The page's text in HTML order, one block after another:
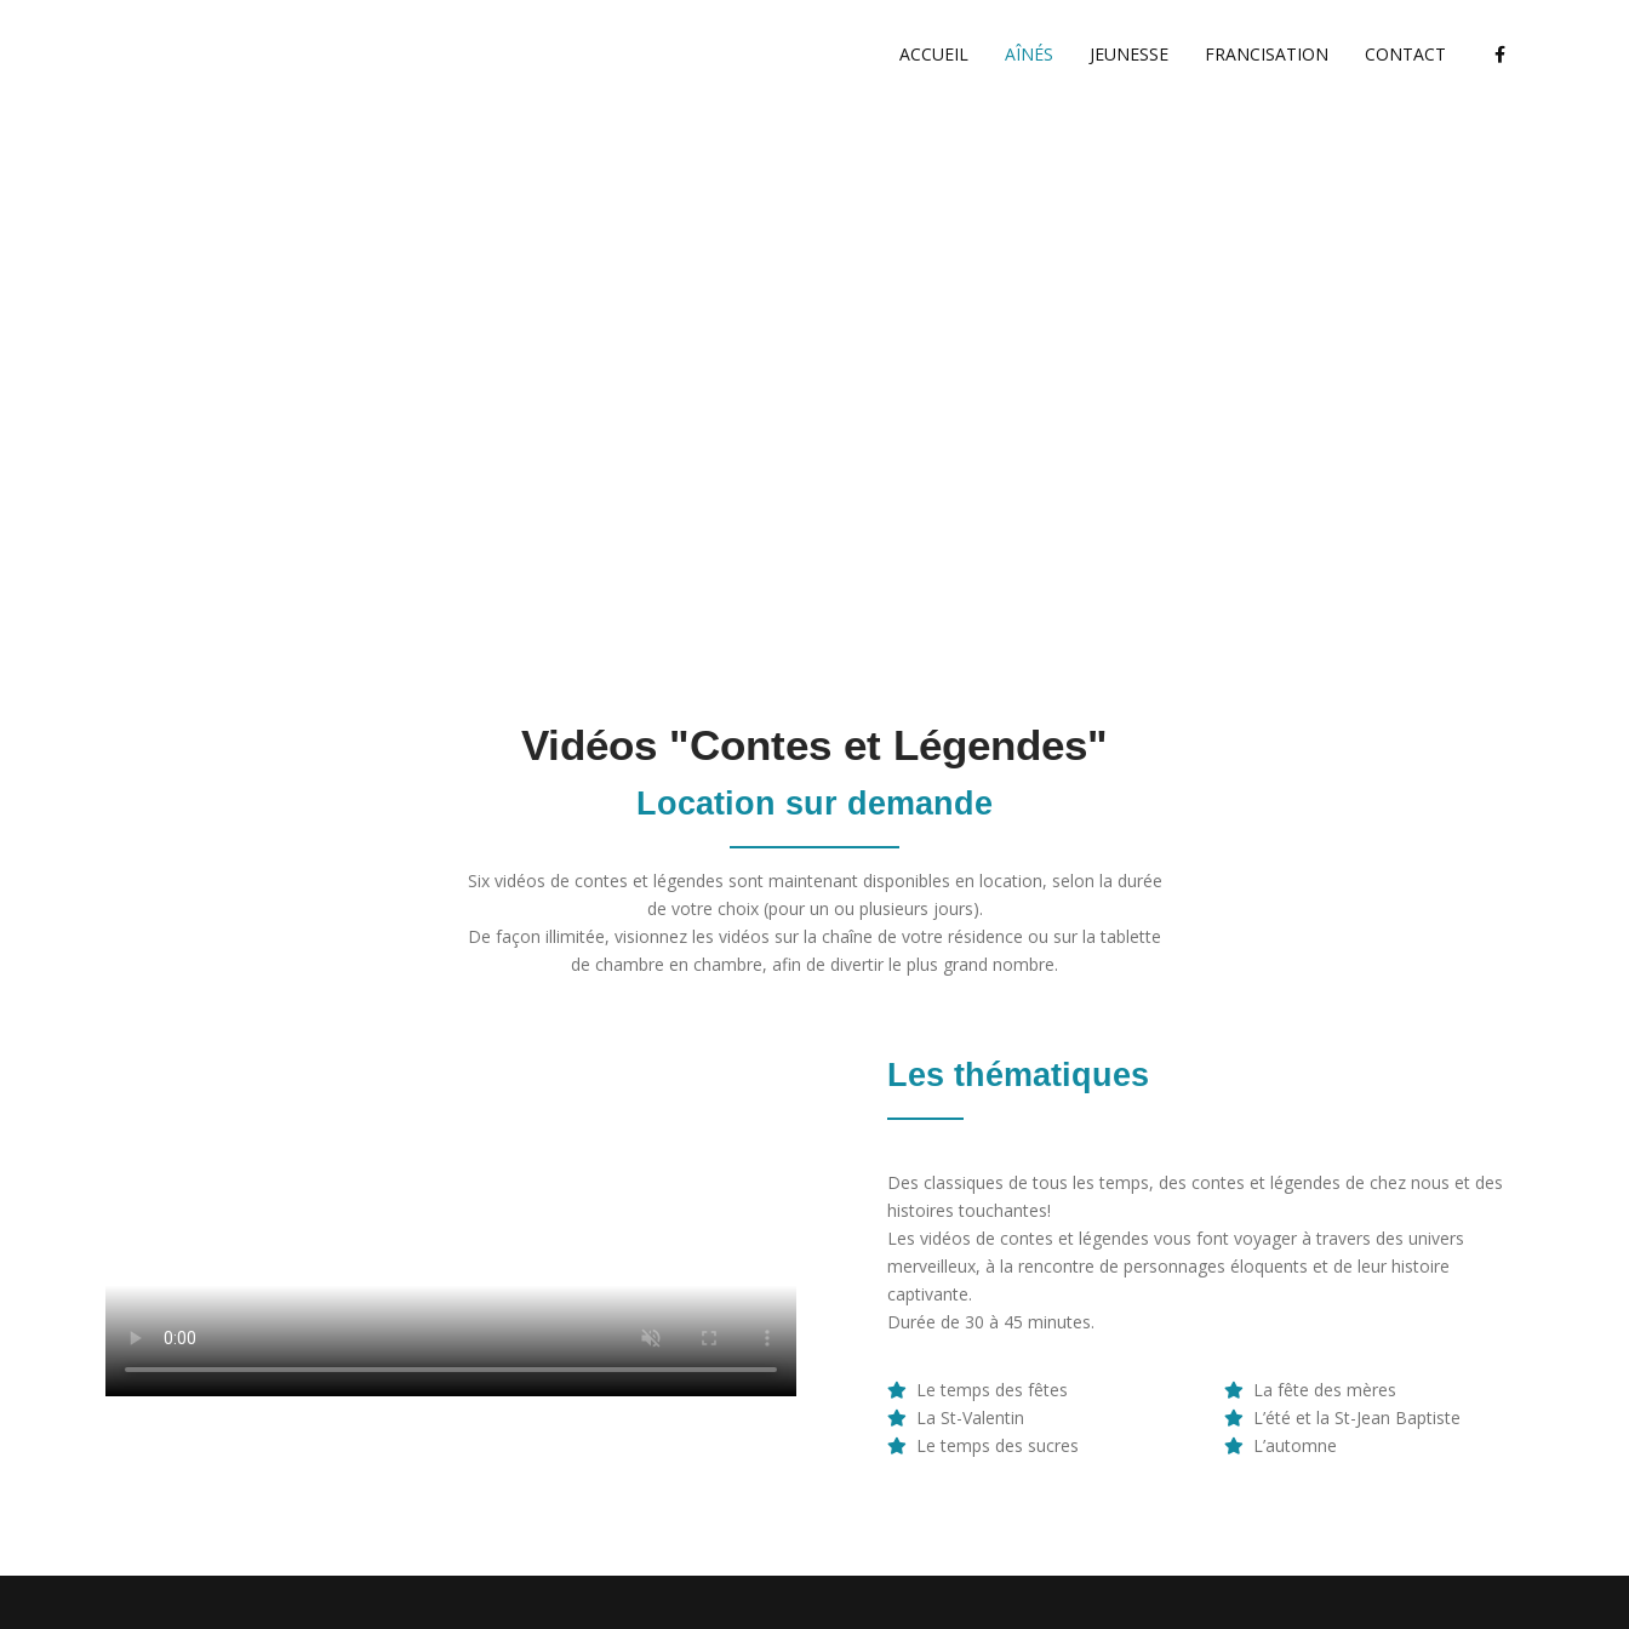
ACCUEIL AÎNÉS JEUNESSE FRANCISATION CONTACT
Vidéos "Contes et Légendes"
Location sur demande
Six vidéos de contes et légendes sont maintenant disponibles en location, selon la durée
de votre choix (pour un ou plusieurs jours).
De façon illimitée, visionnez les vidéos sur la chaîne de votre résidence ou sur la tablette
de chambre en chambre, afin de divertir le plus grand nombre.
Les thématiques
Des classiques de tous les temps, des contes et légendes de chez nous et des
histoires touchantes!
Les vidéos de contes et légendes vous font voyager à travers des univers
merveilleux, à la rencontre de personnages éloquents et de leur histoire
captivante.
Durée de 30 à 45 minutes.
Le temps des fêtes
La St-Valentin
Le temps des sucres
La fête des mères
L’été et la St-Jean Baptiste
L’automne